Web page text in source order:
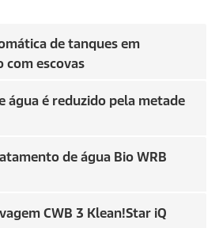
de tanques em
com escovas
água é reduzido pela metade
de água Bio WRB
CWB 3 Klean!Star iQ